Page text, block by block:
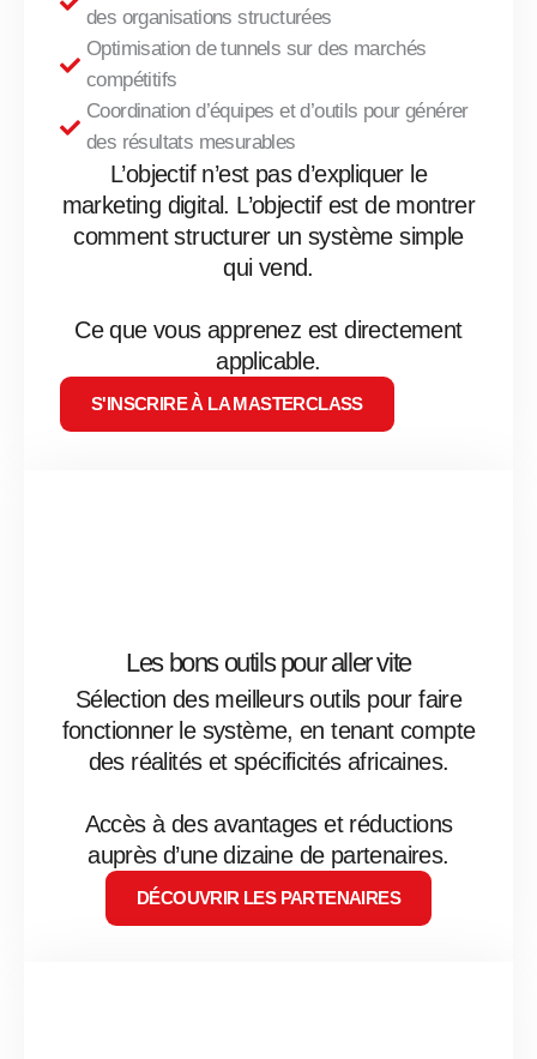
des organisations structurées
Optimisation de tunnels sur des marchés
compétitifs
Coordination d’équipes et d’outils pour générer
des résultats mesurables
L’objectif n’est pas d’expliquer le
marketing digital. L’objectif est de montrer
comment structurer un système simple
qui vend.
Ce que vous apprenez est directement
applicable.
S'INSCRIRE À LA MASTERCLASS
Les bons outils pour aller vite
Sélection des meilleurs outils pour faire
fonctionner le système, en tenant compte
des réalités et spécificités africaines.
Accès à des avantages et réductions
auprès d’une dizaine de partenaires.
DÉCOUVRIR LES PARTENAIRES